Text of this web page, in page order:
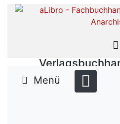
Menü